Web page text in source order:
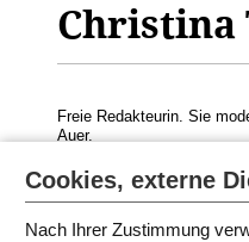
Christina
Freie Redakteurin. Sie
Auer.
© Foto: avisio - Uta
Cookies, externe
Nach Ihrer Zustimmung